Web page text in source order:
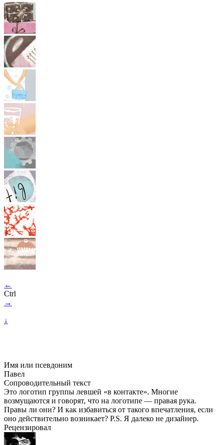
←
Ctrl
→
↓
Имя или псевдоним
Павел
Сопроводительный текст
Это логотип группы левшей «в контакте». Многие
возмущаются и говорят, что на логотипе — правая рука.
Правы ли они? И как избавиться от такого впечатления, если
оно действительно возникает? P.S. Я далеко не дизайнер.
Рецензировал